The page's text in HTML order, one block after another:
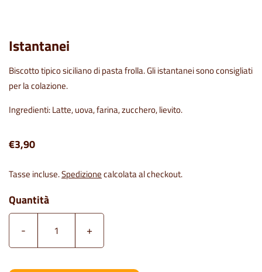
Istantanei
Biscotto tipico siciliano di pasta frolla. Gli istantanei sono consigliati
per la colazione.
Ingredienti: Latte, uova, farina, zucchero, lievito.
€3,90
Tasse incluse.Spedizionecalcolata al checkout.
Quantità
-
+